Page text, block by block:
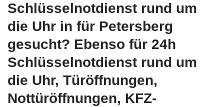
Schlüsselnotdienst rund um
die Uhr in für Petersberg
gesucht? Ebenso für 24h
Schlüsselnotdienst rund um
die Uhr, Türöffnungen,
Nottüröffnungen, KFZ-